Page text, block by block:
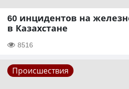
60 инцидентов на
в Казахстане
8516
Происшествия